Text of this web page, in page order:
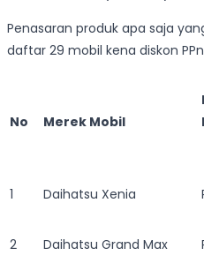
Penasaran produk apa saja
daftar 29 mobil kena diskon
No Merek Mobil
1 Daihatsu Xenia
2 Daihatsu Grand Max